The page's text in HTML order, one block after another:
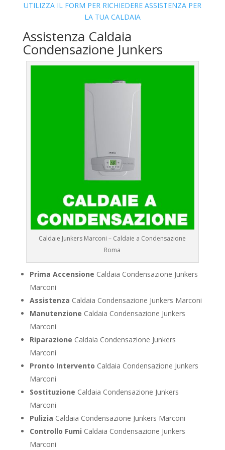
UTILIZZA IL FORM PER RICHIEDERE ASSISTENZA PER
LA TUA CALDAIA
Assistenza Caldaia
Condensazione Junkers
Caldaie Junkers Marconi – Caldaie a Condensazione
Roma
Prima Accensione Caldaia Condensazione Junkers
Marconi
Assistenza Caldaia Condensazione Junkers Marconi
Manutenzione Caldaia Condensazione Junkers
Marconi
Riparazione Caldaia Condensazione Junkers
Marconi
Pronto Intervento Caldaia Condensazione Junkers
Marconi
Sostituzione Caldaia Condensazione Junkers
Marconi
Pulizia Caldaia Condensazione Junkers Marconi
Controllo Fumi Caldaia Condensazione Junkers
Marconi